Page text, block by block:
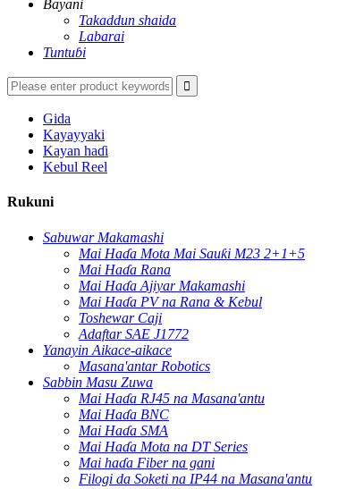
Bayani
Takaddun shaida
Labarai
Tuntuɓi
Gida
Kayayyaki
Kayan haɗi
Kebul Reel
Rukuni
Sabuwar Makamashi
Mai Haɗa Mota Mai Sauƙi M23 2+1+5
Mai Haɗa Rana
Mai Haɗa Ajiyar Makamashi
Mai Haɗa PV na Rana & Kebul
Toshewar Caji
Adaftar SAE J1772
Yanayin Aikace-aikace
Masana'antar Robotics
Sabbin Masu Zuwa
Mai Haɗa RJ45 na Masana'antu
Mai Haɗa BNC
Mai Haɗa SMA
Mai Haɗa Mota na DT Series
Mai haɗa Fiber na gani
Filogi da Soketi na IP44 na Masana'antu